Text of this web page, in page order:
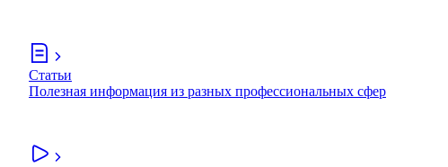
Статьи
Полезная информация из разных профессиональных сфер